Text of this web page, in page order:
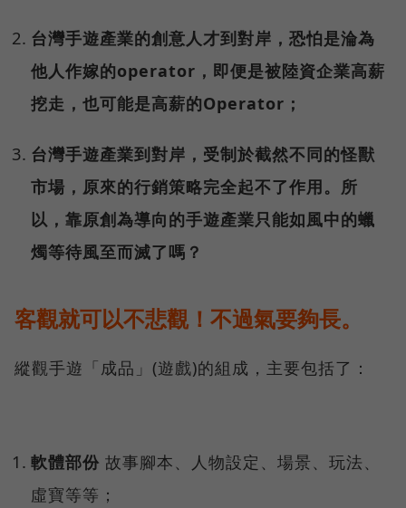
台灣手遊產業的創意人才到對岸，恐怕是淪為
他人作嫁的operator，即便是被陸資企業高薪
挖走，也可能是高薪的Operator；
台灣手遊產業到對岸，受制於截然不同的怪獸
市場，原來的行銷策略完全起不了作用。所
以，靠原創為導向的手遊產業只能如風中的蠟
燭等待風至而滅了嗎？
客觀就可以不悲觀！不過氣要夠長。
縱觀手遊「成品」(遊戲)的組成，主要包括了：
軟體部份 故事腳本、人物設定、場景、玩法、
虛寶等等；